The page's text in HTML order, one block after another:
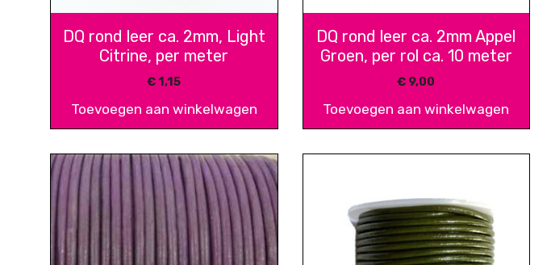
DQ rond leer ca. 2mm, Light
Citrine, per meter
€1,15
Toevoegen aan winkelwagen
DQ rond leer ca. 2mm Appel
Groen, per rol ca. 10 meter
€ 9,00
Toevoegen aan winkelwagen